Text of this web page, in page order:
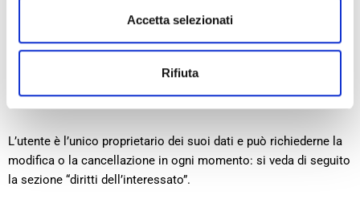
Accetta selezionati
Rifiuta
forniti per fini diversi da quelli sopra elencati, a cui l’utente
interessato ha aderito, e solo entro i limiti indicati di volta in
diverso, specifico servizio eventualmente richiesto dall’utente.
[Riferimento a Dati forniti a soggetti terzi]
L’utente è l’unico proprietario dei suoi dati e può richiederne la
modifica o la cancellazione in ogni momento: si veda di seguito
la sezione “diritti dell’interessato”.